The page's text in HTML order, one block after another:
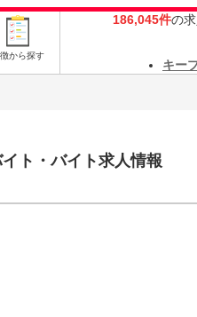
から探す
186,045件の
キー
ト・バイト求人情報